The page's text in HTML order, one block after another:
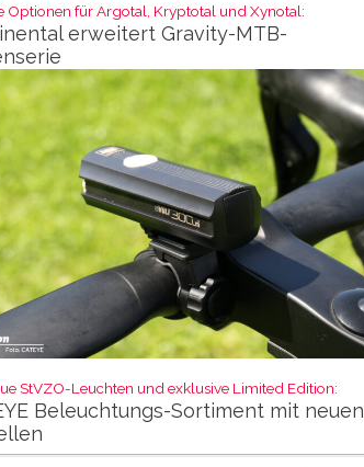
Optionen für Argotal, Kryptotal und Xynotal:
erweitert Gravity-MTB-
StVZO-Leuchten und exklusive Limited Edition:
Beleuchtungs-Sortiment mit neuen